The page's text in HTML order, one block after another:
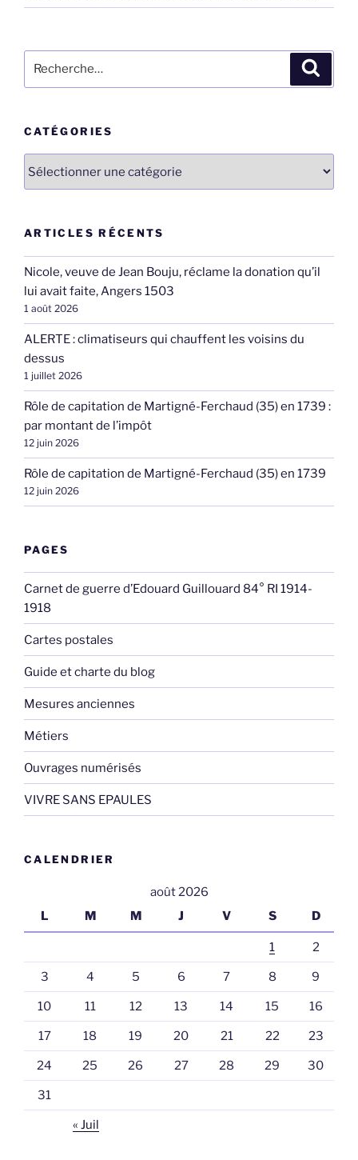
pour
CATÉGORIES
ARTICLES RÉCENTS
Nicole, veuve de Jean Bouju, réclame la donation qu’il
lui avait faite, Angers 1503
1 août 2026
ALERTE : climatiseurs qui chauffent les voisins du
dessus
1 juillet 2026
Rôle de capitation de Martigné-Ferchaud (35) en 1739 :
par montant de l’impôt
12 juin 2026
Rôle de capitation de Martigné-Ferchaud (35) en 1739
12 juin 2026
PAGES
Carnet de guerre d’Edouard Guillouard 84° RI 1914-
1918
Cartes postales
Guide et charte du blog
Mesures anciennes
Métiers
Ouvrages numérisés
VIVRE SANS EPAULES
CALENDRIER
août 2026
L
M M J V S D
1 2
3 4 5 6 7 8 9
10 11 12 13 14 15 16
17 18 19 20 21 22 23
24 25 26 27 28 29 30
31
« Juil